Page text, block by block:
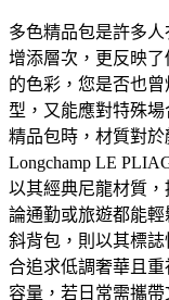
多色精品包是許多
增添層次，更反映
的色彩，您是否也
型，又能應對特殊
精品包時，材質對於
Longchamp LE
以其經典尼龍材質
論通勤或旅遊都能
斜背包，則以其標
合追求低調奢華且
容量，若日常需攜